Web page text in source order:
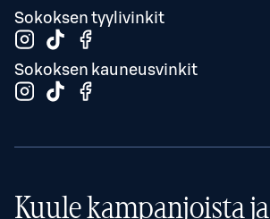
Sokoksen tyylivinkit
Sokoksen kauneusvinkit
Kuule kampanjoista ja